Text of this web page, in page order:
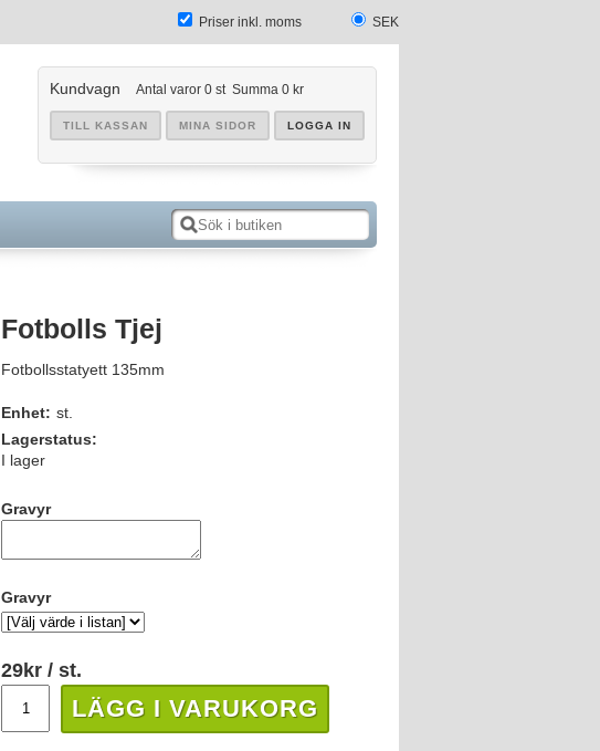
SEK
Priser inkl. moms
Kundvagn Antal varor 0 st Summa 0 kr
TILL KASSAN MINA SIDOR LOGGA IN
Fotbolls Tjej
Fotbollsstatyett 135mm
Enhet: st.
Lagerstatus:
I lager
Gravyr
Gravyr
29kr / st.
LÄGG I VARUKORG